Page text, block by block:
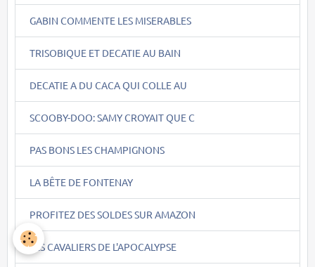
GABIN COMMENTE LES MISERABLES
TRISOBIQUE ET DECATIE AU BAIN
DECATIE A DU CACA QUI COLLE AU
SCOOBY-DOO: SAMY CROYAIT QUE C
PAS BONS LES CHAMPIGNONS
LA BÊTE DE FONTENAY
PROFITEZ DES SOLDES SUR AMAZON
LES CAVALIERS DE L'APOCALYPSE